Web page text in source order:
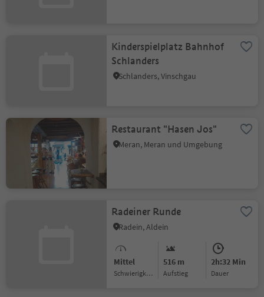
Kinderspielplatz Bahnhof
Schlanders
Schlanders, Vinschgau
Restaurant "Hasen Jos"
Meran, Meran und Umgebung
Radeiner Runde
Radein, Aldein
Mittel
Schwierigkeitsgrad
516 m
Aufstieg
2h:32 Min
Dauer